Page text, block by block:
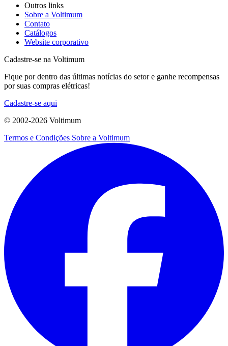
Outros links
Sobre a Voltimum
Contato
Catálogos
Website corporativo
Cadastre-se na Voltimum
Fique por dentro das últimas notícias do setor e ganhe recompensas
por suas compras elétricas!
Cadastre-se aqui
© 2002-2026 Voltimum
Termos e Condições Sobre a Voltimum